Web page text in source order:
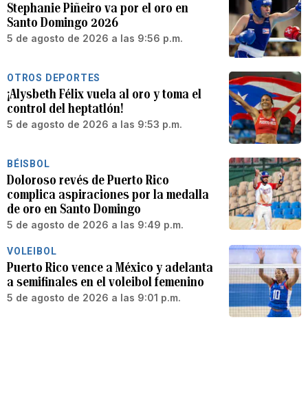
Stephanie Piñeiro va por el oro en
Santo Domingo 2026
5 de agosto de 2026 a las 9:56 p.m.
OTROS DEPORTES
¡Alysbeth Félix vuela al oro y toma el
control del heptatlón!
5 de agosto de 2026 a las 9:53 p.m.
BÉISBOL
Doloroso revés de Puerto Rico
complica aspiraciones por la medalla
de oro en Santo Domingo
5 de agosto de 2026 a las 9:49 p.m.
VOLEIBOL
Puerto Rico vence a México y adelanta
a semifinales en el voleibol femenino
5 de agosto de 2026 a las 9:01 p.m.